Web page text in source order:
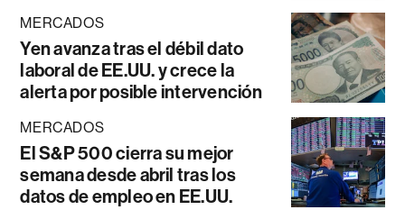
MERCADOS
Yen avanza tras el débil dato
laboral de EE.UU. y crece la
alerta por posible intervención
MERCADOS
El S&P 500 cierra su mejor
semana desde abril tras los
datos de empleo en EE.UU.